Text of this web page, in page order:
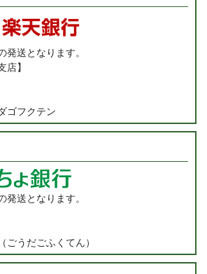
送となります。
店】
ゴフクテン
送となります。
ごうだごふくてん）